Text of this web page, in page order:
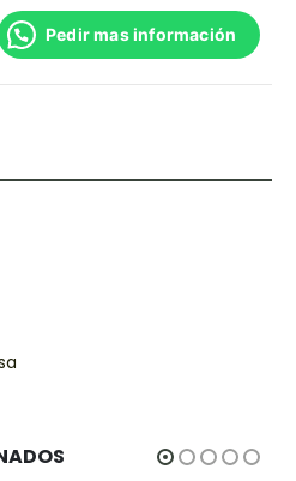
Pedir mas información